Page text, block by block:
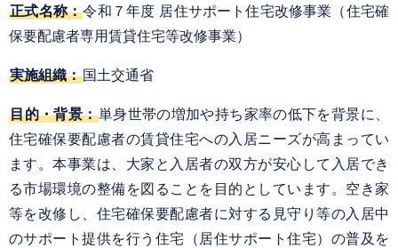
正式名称：令和７年度 居住サポート住宅改修事業（住宅確
保要配慮者専用賃貸住宅等改修事業）
実施組織：国土交通省
目的・背景：単身世帯の増加や持ち家率の低下を背景に、
住宅確保要配慮者の賃貸住宅への入居ニーズが高まってい
ます。本事業は、大家と入居者の双方が安心して入居でき
る市場環境の整備を図ることを目的としています。空き家
等を改修し、住宅確保要配慮者に対する見守り等の入居中
のサポート提供を行う住宅（居住サポート住宅）の普及を